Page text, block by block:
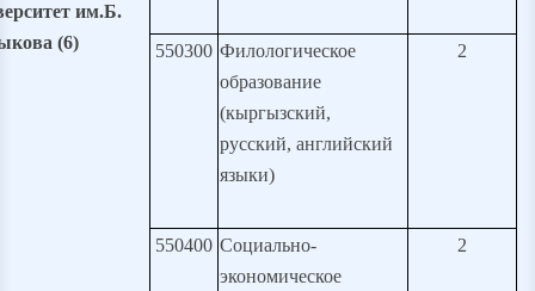
им.Б.
(6)
550300 Филологическое
образование
(кыргызский,
русский, английский
языки)
2
550400 Социально-
экономическое
2